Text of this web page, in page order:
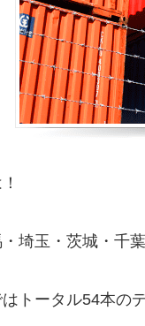
埼玉・茨城・千
トータル54本の